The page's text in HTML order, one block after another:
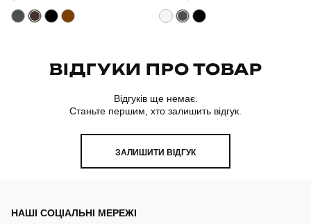
ВІДГУКИ ПРО ТОВАР
Відгуків ще немає.
Станьте першим, хто залишить відгук.
ЗАЛИШИТИ ВІДГУК
НАШІ СОЦІАЛЬНІ МЕРЕЖІ